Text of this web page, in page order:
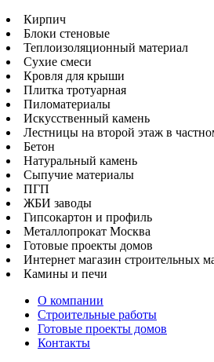
Кирпич
Блоки стеновые
Теплоизоляционный материал
Сухие смеси
Кровля для крыши
Плитка тротуарная
Пиломатериалы
Искусственный камень
Лестницы на второй этаж в
Бетон
Натуральный камень
Сыпучие материалы
ПГП
ЖБИ заводы
Гипсокартон и профиль
Металлопрокат Москва
Готовые проекты домов
Интернет магазин строительных
Камины и печи
О компании
Строительные работы
Готовые проекты домов
Контакты